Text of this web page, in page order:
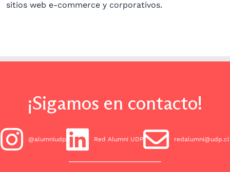
sitios web e-commerce y corporativos.
¡Sigamos en contacto!
@alumniudp Red Alumni UDP redalumni@udp.cl